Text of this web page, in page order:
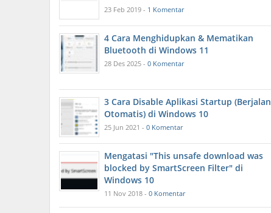
23 Feb 2019 - 1 Komentar
4 Cara Menghidupkan & Mematikan
Bluetooth di Windows 11
28 Des 2025 - 0 Komentar
3 Cara Disable Aplikasi Startup (Berjalan
Otomatis) di Windows 10
25 Jun 2021 - 0 Komentar
Mengatasi "This unsafe download was
blocked by SmartScreen Filter" di
Windows 10
11 Nov 2018 - 0 Komentar